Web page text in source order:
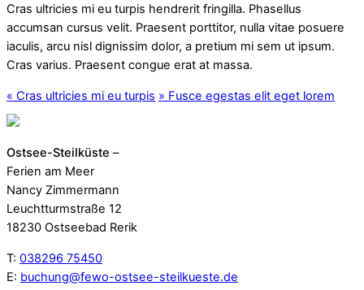
Cras ultricies mi eu turpis hendrerit fringilla. Phasellus
accumsan cursus velit. Praesent porttitor, nulla vitae posuere
iaculis, arcu nisl dignissim dolor, a pretium mi sem ut ipsum.
Cras varius. Praesent congue erat at massa.
« Cras ultricies mi eu turpis » Fusce egestas elit eget lorem
Ostsee-Steilküste –
Ferien am Meer
Nancy Zimmermann
Leuchtturmstraße 12
18230 Ostseebad Rerik
T: 038296 75450
E: buchung@fewo-ostsee-steilkueste.de